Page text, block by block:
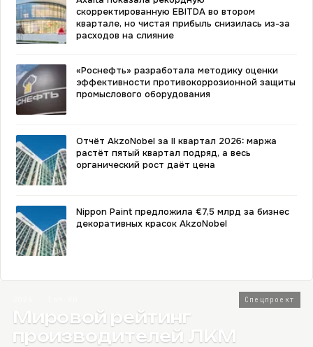
скорректированную EBITDA во втором
квартале, но чистая прибыль снизилась из-за
расходов на слияние
«Роснефть» разработала методику оценки
эффективности противокоррозионной защиты
промыслового оборудования
Отчёт AkzoNobel за II квартал 2026: маржа
растёт пятый квартал подряд, а весь
органический рост даёт цена
Nippon Paint предложила €7,5 млрд за бизнес
декоративных красок AkzoNobel
Спецпроект
Мировой рейтинг
производителей ЛКМ